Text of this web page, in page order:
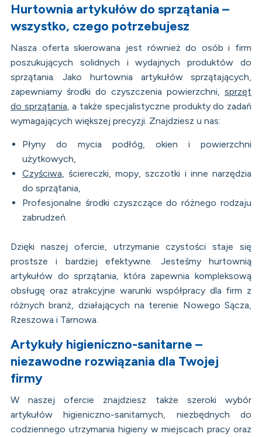
Hurtownia artykułów do sprzątania –
wszystko, czego potrzebujesz
Nasza oferta skierowana jest również do osób i firm
poszukujących solidnych i wydajnych produktów do
sprzątania. Jako hurtownia artykułów sprzątających,
zapewniamy środki do czyszczenia powierzchni,sprzęt
do sprzątania , a także specjalistyczne produkty do zadań
wymagających większej precyzji. Znajdziesz u nas:
Płyny do mycia podłóg, okien i powierzchni
użytkowych,
Czyściwa , ściereczki, mopy, szczotki i inne narzędzia
do sprzątania,
Profesjonalne środki czyszczące do różnego rodzaju
zabrudzeń.
Dzięki naszej ofercie, utrzymanie czystości staje się
prostsze i bardziej efektywne. Jesteśmy hurtownią
artykułów do sprzątania, która zapewnia kompleksową
obsługę oraz atrakcyjne warunki współpracy dla firm z
różnych branż, działających na terenie Nowego Sącza,
Rzeszowa i Tarnowa.
Artykuły higieniczno-sanitarne –
niezawodne rozwiązania dla Twojej
firmy
W naszej ofercie znajdziesz także szeroki wybór
artykułów higieniczno-sanitarnych, niezbędnych do
codziennego utrzymania higieny w miejscach pracy oraz